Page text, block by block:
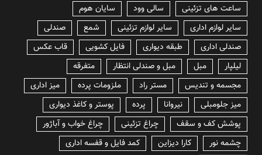
ساعت های تزئینی
سالی وود
سایان هوم
سایر لوازم اداری
سایر لوازم تزئینی شمع
صندلی
صندلی اداری
طبقه دیواری فایل کشویی
قاب عکس
لیلپار
مبل مبل و صندلی انتظار
متفرقه
مجسمه و تندیس
مستر راد ملزومات پرده
میز اداری
میز جلومبلی
نیروانا پرده
پوستر و کاغذ دیواری
پوشش کف و سقف
چراغ تزئینی
چراغ خواب و آباژور
چشمه نور
کارا دیزاین
کمد فایل و قفسه اداری